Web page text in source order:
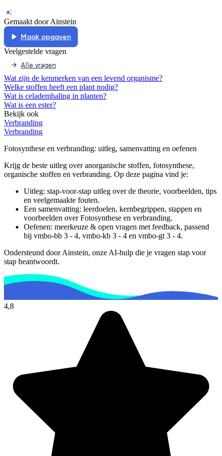
Gemaakt door Ainstein
Maak opgaven
Veelgestelde vragen
Alle vragen
Wat zijn de kenmerken van een levend organisme?
Welke stoffen heeft een plant nodig?
Wat is celademhaling in planten?
Wat is een ester?
Bekijk ook
Verbranding
Verbranding
Fotosynthese en verbranding: uitleg, samenvatting en oefenen
Krijg de beste uitleg over anorganische stoffen, fotosynthese,
organische stoffen en verbranding. Op deze pagina vind je:
Uitleg: stap-voor-stap uitleg over de theorie, voorbeelden, tips
en veelgemaakte fouten.
Een samenvatting: leerdoelen, kernbegrippen, stappen en
voorbeelden overFotosynthese en verbranding.
Oefenen: meerkeuze & open vragen met feedback, passend
bij vmbo-bb 3 - 4, vmbo-kb 3 - 4 en vmbo-gt 3 - 4.
Ondersteund door Ainstein, onze AI-hulp die je vragen stap voor
stap beantwoordt.
4,8